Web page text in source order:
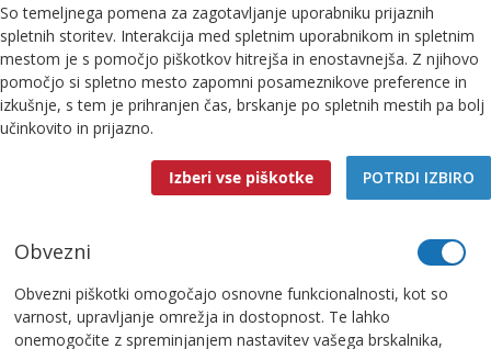
So temeljnega pomena za zagotavljanje uporabniku prijaznih
spletnih storitev. Interakcija med spletnim uporabnikom in spletnim
mestom je s pomočjo piškotkov hitrejša in enostavnejša. Z njihovo
pomočjo si spletno mesto zapomni posameznikove preference in
izkušnje, s tem je prihranjen čas, brskanje po spletnih mestih pa bolj
učinkovito in prijazno.
Izberi vse piškotke POTRDI IZBIRO
Obvezni
Obvezni piškotki omogočajo osnovne funkcionalnosti, kot so
varnost, upravljanje omrežja in dostopnost. Te lahko
onemogočite z spreminjanjem nastavitev vašega brskalnika,